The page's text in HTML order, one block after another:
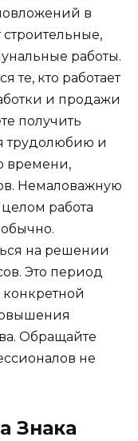
в
работы.
те, кто работает
и продажи
получить
трудолюбию и
времени,
Немаловажную
работа
на решении
Это период
конкретной
Обращайте
не
Знака